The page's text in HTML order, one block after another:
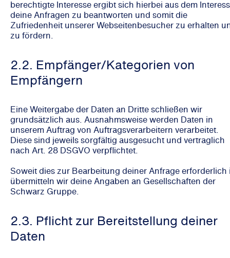
berechtigte Interesse ergibt sich hierbei aus dem
deine Anfragen zu beantworten und somit die
Zufriedenheit unserer Webseitenbesucher zu erhalten
zu fördern.
2.2. Empfänger/Kategorien von
Empfängern
Eine Weitergabe der Daten an Dritte schließen wir
grundsätzlich aus. Ausnahmsweise werden Daten in
unserem Auftrag von Auftragsverarbeitern verarbeitet.
Diese sind jeweils sorgfältig ausgesucht und vertraglich
nach Art. 28 DSGVO verpflichtet.
Soweit dies zur Bearbeitung deiner Anfrage erforderlich
übermitteln wir deine Angaben an Gesellschaften der
Schwarz Gruppe.
2.3. Pflicht zur Bereitstellung deiner
Daten